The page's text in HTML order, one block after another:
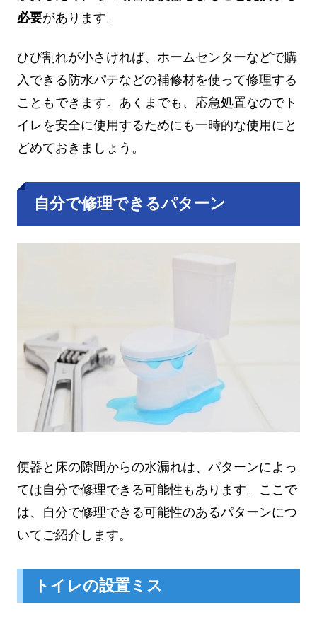
必要があります。
ひび割れが小さければ、ホームセンターなどで購
入できる防水パテなどの補修材を使って修理する
こともできます。あくまでも、応急処置なのでト
イレを安全に使用するためにも一時的な使用にと
どめておきましょう。
自分で修理できるパターン
便器と床の隙間からの水漏れは、パターンによっ
ては自分で修理できる可能性もあります。ここで
は、自分で修理できる可能性のあるパターンにつ
いてご紹介します。
トイレの設置ミス